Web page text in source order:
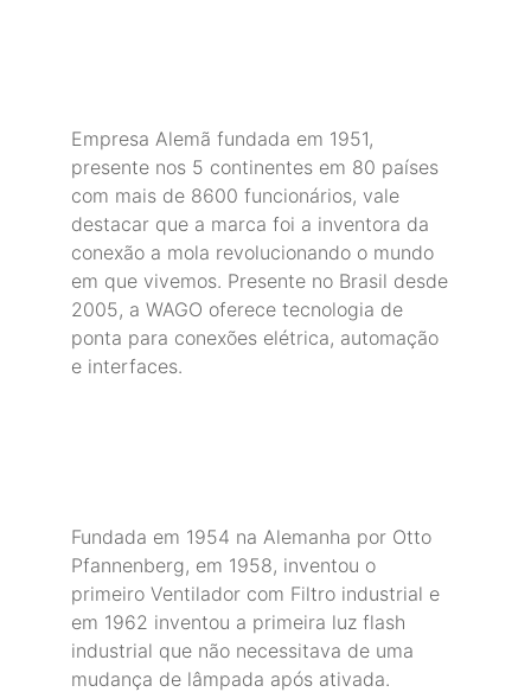
Empresa Alemã fundada em 1951,
presente nos 5 continentes em 80 países
com mais de 8600 funcionários, vale
destacar que a marca foi a inventora da
conexão a mola revolucionando o mundo
em que vivemos. Presente no Brasil desde
2005, a WAGO oferece tecnologia de
ponta para conexões elétrica, automação
e interfaces.
Fundada em 1954 na Alemanha por Otto
Pfannenberg, em 1958, inventou o
primeiro Ventilador com Filtro industrial e
em 1962 inventou a primeira luz flash
industrial que não necessitava de uma
mudança de lâmpada após ativada.